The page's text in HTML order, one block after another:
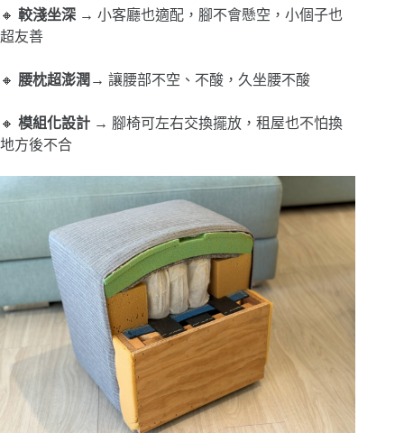
🔸 較淺坐深 → 小客廳也適配，腳不會懸空，小個子也
超友善
🔸 腰枕超澎潤 → 讓腰部不空、不酸，久坐腰不酸
🔸 模組化設計 → 腳椅可左右交換擺放，租屋也不怕換
地方後不合